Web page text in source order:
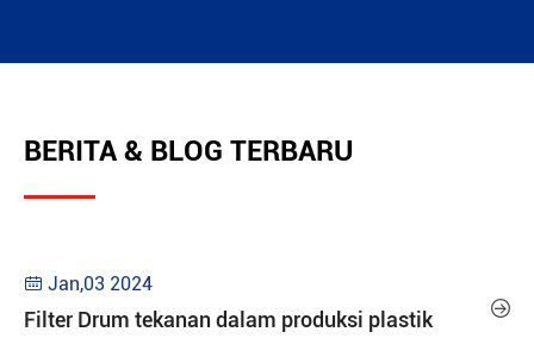
BERITA & BLOG TERBARU
 Jan,03 2024
Filter Drum tekanan dalam produksi plastik 